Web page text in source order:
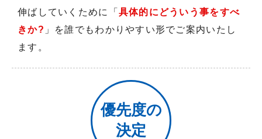
伸ばしていくために「 具体的にどういう事をすべ
きか? 」を誰でもわかりやすい形でご案内いたし
ます。
優先度の
決定